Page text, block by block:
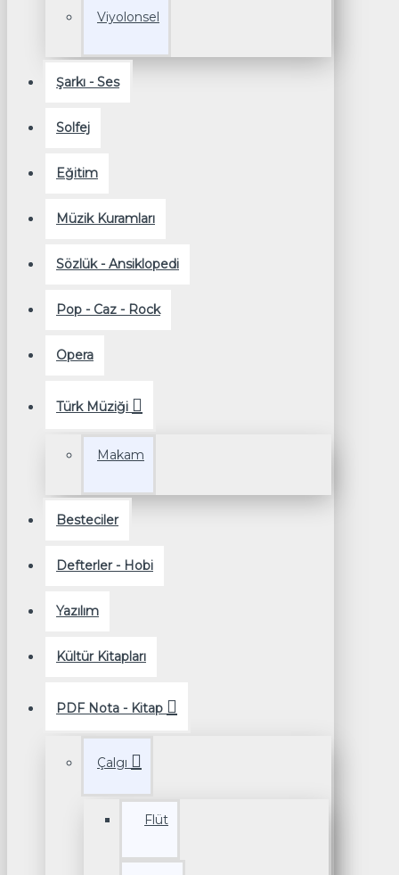
Viyolonsel
Şarkı - Ses
Solfej
Eğitim
Müzik Kuramları
Sözlük - Ansiklopedi
Pop - Caz - Rock
Opera
Türk Müziği
Makam
Besteciler
Defterler - Hobi
Yazılım
Kültür Kitapları
PDF Nota - Kitap
Çalgı
Flüt